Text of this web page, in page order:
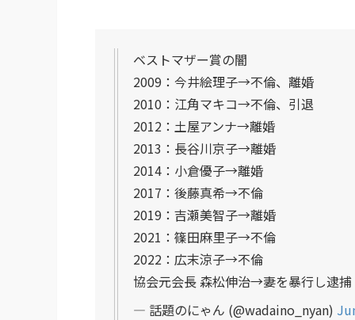
ベストマザー賞の闇
2009：今井絵理子→不倫、離婚
2010：江角マキコ→不倫、引退
2012：土屋アンナ→離婚
2013：長谷川京子→離婚
2014：小倉優子→離婚
2017：後藤真希→不倫
2019：吉瀬美智子→離婚
2021：篠田麻里子→不倫
2022：広末涼子→不倫
協会元会長 森松伸治→妻を暴行し逮捕
— 話題のにゃん (@wadaino_nyan)